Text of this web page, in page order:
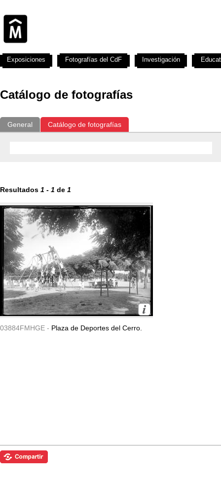
Catálogo de fotografías
General Catálogo de fotografías
Resultados 1 - 1 de 1
03884FMHGE - Plaza de Deportes del Cerro.
Exposiciones Fotografías del CdF Investigación